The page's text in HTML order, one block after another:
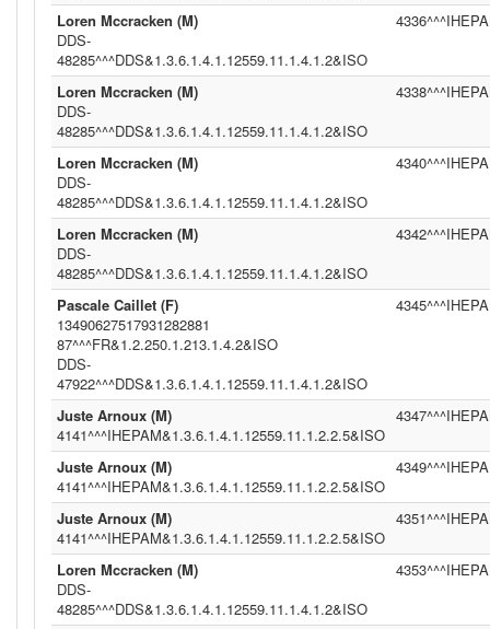
Loren Mccracken (M)
DDS-
48285^^^DDS&1.3.6.1.4.1.12559.11.1.4.1.2&ISO
Loren Mccracken (M)
DDS-
48285^^^DDS&1.3.6.1.4.1.12559.11.1.4.1.2&ISO
Loren Mccracken (M)
DDS-
48285^^^DDS&1.3.6.1.4.1.12559.11.1.4.1.2&ISO
Loren Mccracken (M)
DDS-
48285^^^DDS&1.3.6.1.4.1.12559.11.1.4.1.2&ISO
Pascale Caillet (F)
13490627517931282881
87^^^FR&1.2.250.1.213.1.4.2&ISO
DDS-
47922^^^DDS&1.3.6.1.4.1.12559.11.1.4.1.2&ISO
Juste Arnoux (M)
4141^^^IHEPAM&1.3.6.1.4.1.12559.11.1.2.2.5&ISO
Juste Arnoux (M)
4141^^^IHEPAM&1.3.6.1.4.1.12559.11.1.2.2.5&ISO
Juste Arnoux (M)
4141^^^IHEPAM&1.3.6.1.4.1.12559.11.1.2.2.5&ISO
Loren Mccracken (M)
DDS-
48285^^^DDS&1.3.6.1.4.1.12559.11.1.4.1.2&ISO